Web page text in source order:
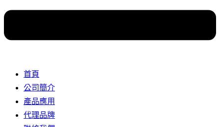
首頁
公司簡介
產品應用
代理品牌